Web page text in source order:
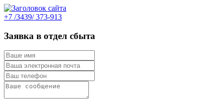
+7 /3439/ 373-913
Заявка в отдел сбыта